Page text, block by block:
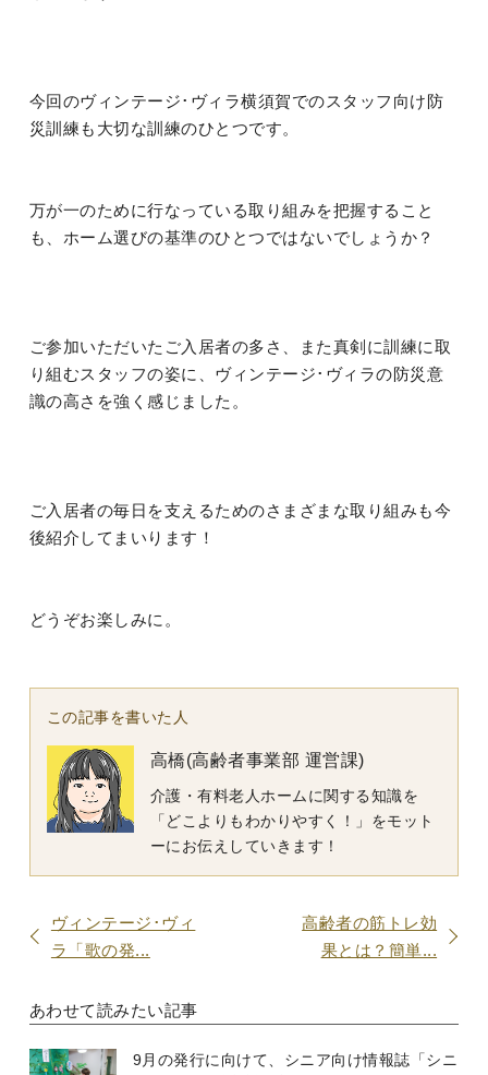
今回のヴィンテージ･ヴィラ横須賀でのスタッフ向け防
災訓練も大切な訓練のひとつです。
万が一のために行なっている取り組みを把握すること
も、ホーム選びの基準のひとつではないでしょうか？
ご参加いただいたご入居者の多さ、また真剣に訓練に取
り組むスタッフの姿に、ヴィンテージ･ヴィラの防災意
識の高さを強く感じました。
ご入居者の毎日を支えるためのさまざまな取り組みも今
後紹介してまいります！
どうぞお楽しみに。
この記事を書いた人
高橋(高齢者事業部 運営課)
介護・有料老人ホームに関する知識を
「どこよりもわかりやすく！」をモット
ーにお伝えしていきます！
ヴィンテージ･ヴィ
ラ「歌の発...
高齢者の筋トレ効
果とは？簡単...
あわせて読みたい記事
9月の発行に向けて、シニア向け情報誌「シニ